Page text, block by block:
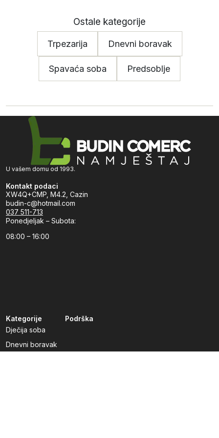
Ostale kategorije
Trpezarija Dnevni boravak
Spavaća soba Predsoblje
U vašem domu od 1993.
Kontakt podaci
XW4Q+CMP, M4.2, Cazin
budin-c@hotmail.com
037 511-713
Ponedjeljak – Subota:
08:00 – 16:00
Kategorije
Dječija soba
Dnevni boravak
Podrška